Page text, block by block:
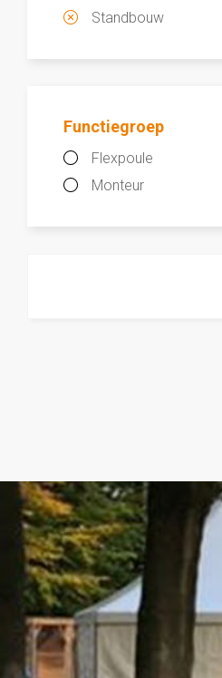
Standbouw
Functiegroep
Flexpoule
Monteur